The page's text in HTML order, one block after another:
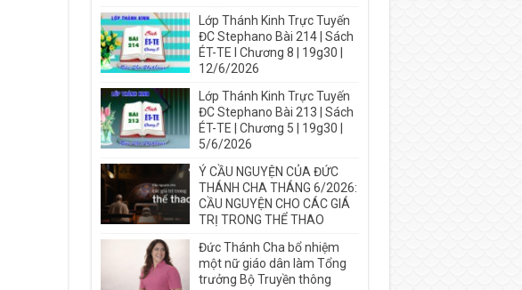
Lớp Thánh Kinh Trực Tuyến
ĐC Stephano Bài 214 | Sách
ÉT-TE I Chương 8 | 19g30 |
12/6/2026
Lớp Thánh Kinh Trực Tuyến
ĐC Stephano Bài 213 | Sách
ÉT-TE | Chương 5 | 19g30 |
5/6/2026
Ý CẦU NGUYỆN CỦA ĐỨC
THÁNH CHA THÁNG 6/2026:
CẦU NGUYỆN CHO CÁC GIÁ
TRỊ TRONG THỂ THAO
Đức Thánh Cha bổ nhiệm
một nữ giáo dân làm Tổng
trưởng Bộ Truyền thông